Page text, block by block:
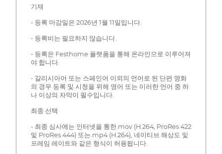
기재
- 등록 마감일은 2026년 1월 11일입니다.
- 등록비는 필요하지 않습니다.
- 등록은 Festhome 플랫폼을 통해 온라인으로 이루어져
야 합니다.
- 갈리시아어 또는 스페인어 이외의 언어로 된 단편 영화
의 경우 등록 및 시청을 위해 영어 또는 이러한 언어 중 하
나 이상의 자막이 필수입니다.
최종 선택
- 최종 심사에는 인터넷을 통한.mov (H.264, ProRes 422
및 ProRes 444) 또는.mp4 (H.264), 네이티브 해상도 및
프레임 레이트와 같은 형식이 허용됩니다.